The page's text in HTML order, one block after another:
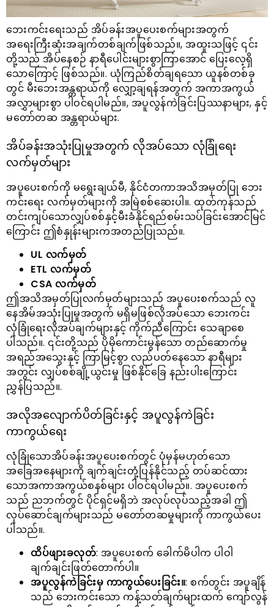
ဘေးကင်းရေးသည် အိပ်ခန်းအပူပေးစက်များအတွက်
အရေးကြီးဆုံးအချက်တစ်ချက်ဖြစ်သည်။, အထူးသဖြင့် ၎င်း
တို့သည် အိပ်နေစဉ် နာရီပေါင်းများစွာကြာအောင် ပြေးလေ့ရှိ
သောကြောင့် ဖြစ်သည်။. ယုံကြည်စိတ်ချရသော ယူနစ်တစ်ခု
တွင် မီးဘေးအန္တရာယ်ကို လျှော့ချရန်အတွက် အကာအကွယ်
အလွှာများစွာ ပါဝင်ရပါမည်။, အပူလွန်ကဲခြင်းပြဿနာများ, နှင့်
မတော်တဆ အန္တရာယ်များ.
အိပ်ခန်းအသုံးပြုမှုအတွက် လိုအပ်သော လုံခြုံရေး
လက်မှတ်များ
အပူပေးစက်ကို မရွေးချယ်မီ, နိုင်ငံတကာအသိအမှတ်ပြု ဘေး
ကင်းရေး လက်မှတ်များကို အမြဲစစ်ဆေးပါ။. ထုတ်ကုန်သည်
တင်းကျပ်သောလျှပ်စစ်နှင့်မီးခံနိုင်ရည်စမ်းသပ်ခြင်းအောင်မြင်
ကြောင်း ဤစံနှုန်းများကအတည်ပြုသည်။.
UL လက်မှတ်
ETL လက်မှတ်
CSA လက်မှတ်
ဤအသိအမှတ်ပြုလက်မှတ်များသည် အပူပေးစက်သည် လူ
နေအိမ်အသုံးပြုမှုအတွက် မရှိမဖြစ်လိုအပ်သော ဘေးကင်း
လုံခြုံရေးလိုအပ်ချက်များနှင့် ကိုက်ညီကြောင်း သေချာစေ
ပါသည်။. ၎င်းတို့သည် ပိုမိုကောင်းမွန်သော တည်ဆောက်မှု
အရည်အသွေးနှင့် ကြာမြင့်စွာ လည်ပတ်နေသော နာရီများ
အတွင်း လျှပ်စစ်ချို့ယွင်းမှု ဖြစ်နိုင်ခြေ နည်းပါးကြောင်း
ညွှန်ပြသည်။.
အလိုအလျောက်ပိတ်ခြင်းနှင့် အပူလွန်ကဲခြင်း
ကာကွယ်ရေး
လုံခြုံသောအိပ်ခန်းအပူပေးစက်တွင် ပုံမှန်မဟုတ်သော
အခြေအနေများကို ချက်ချင်းတုံ့ပြန်နိုင်သည့် တပ်ဆင်ထား
သောအကာအကွယ်စနစ်များ ပါဝင်ရပါမည်။. အပူပေးစက်
သည် ညဘက်တွင် ပိုင်ရှင်မရှိဘဲ အလုပ်လုပ်သည့်အခါ ဤ
လုပ်ဆောင်ချက်များသည် မတော်တဆမှုများကို ကာကွယ်ပေး
ပါသည်။.
ထိပ်ဖျားခလုတ်: အပူပေးစက် ခေါက်မိပါက ပါဝါ
ချက်ချင်းဖြတ်တောက်ပါ။
အပူလွန်ကဲခြင်းမှ ကာကွယ်ပေးခြင်း။: စက်တွင်း အပူချိန်
သည် ဘေးကင်းသော ကန့်သတ်ချက်များထက် ကျော်လွန်